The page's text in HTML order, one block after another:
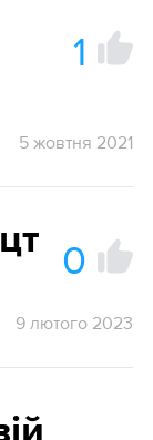
1
5 жовтня 2021
0
9 лютого 2023